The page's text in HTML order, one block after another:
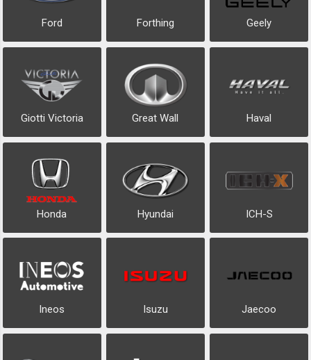
Ford Forthing Geely
Giotti Victoria Great Wall Haval
Honda Hyundai ICH-S
Ineos Isuzu Jaecoo